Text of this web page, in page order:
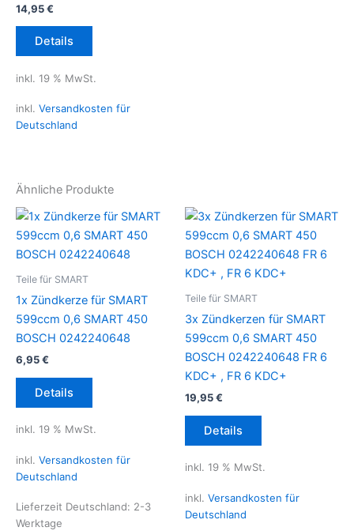
14,95€
Details
inkl. 19 % MwSt.
inkl. Versandkosten für
Deutschland
Ähnliche Produkte
Teile für SMART
1x Zündkerze für SMART
599ccm 0,6 SMART 450
BOSCH 0242240648
6,95€
Details
inkl. 19 % MwSt.
inkl. Versandkosten für
Deutschland
Lieferzeit Deutschland: 2-3
Werktage
Teile für SMART
3x Zündkerzen für SMART
599ccm 0,6 SMART 450
BOSCH 0242240648 FR 6
KDC+ , FR 6 KDC+
19,95€
Details
inkl. 19 % MwSt.
inkl. Versandkosten für
Deutschland